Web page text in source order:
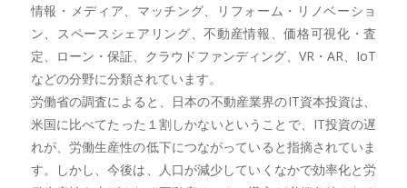
情報・メディア、マッチング、リフォーム・リノベーショ
ン、スペースシェアリング、不動産情報、価格可視化・査
定、ローン・保証、クラウドファンディング、VR・AR、IoT
などの分野に分類されています。
労働省の調査によると、日本の不動産業界のIT資本投資は、
米国に比べてたった１割しかないということで、IT投資の遅
れが、労働生産性の低下につながっていると指摘されていま
す。しかし、今後は、人口が減少していくなかで効率化と労